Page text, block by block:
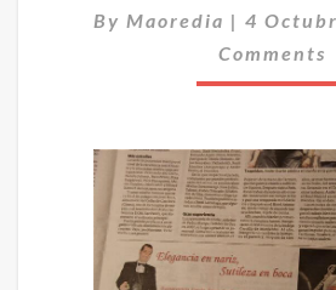
E
N
S
E
G
I
O
N
By Maoredia | 4
Comments